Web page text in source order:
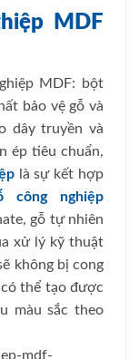
MDF
MDF: bột
bảo vệ gỗ và
dây truyền và
ép tiêu chuẩn,
là sự kết hợp
công nghiệp
gỗ tự nhiên
xử lý kỹ thuật
không bị cong
thể tạo được
màu sắc theo